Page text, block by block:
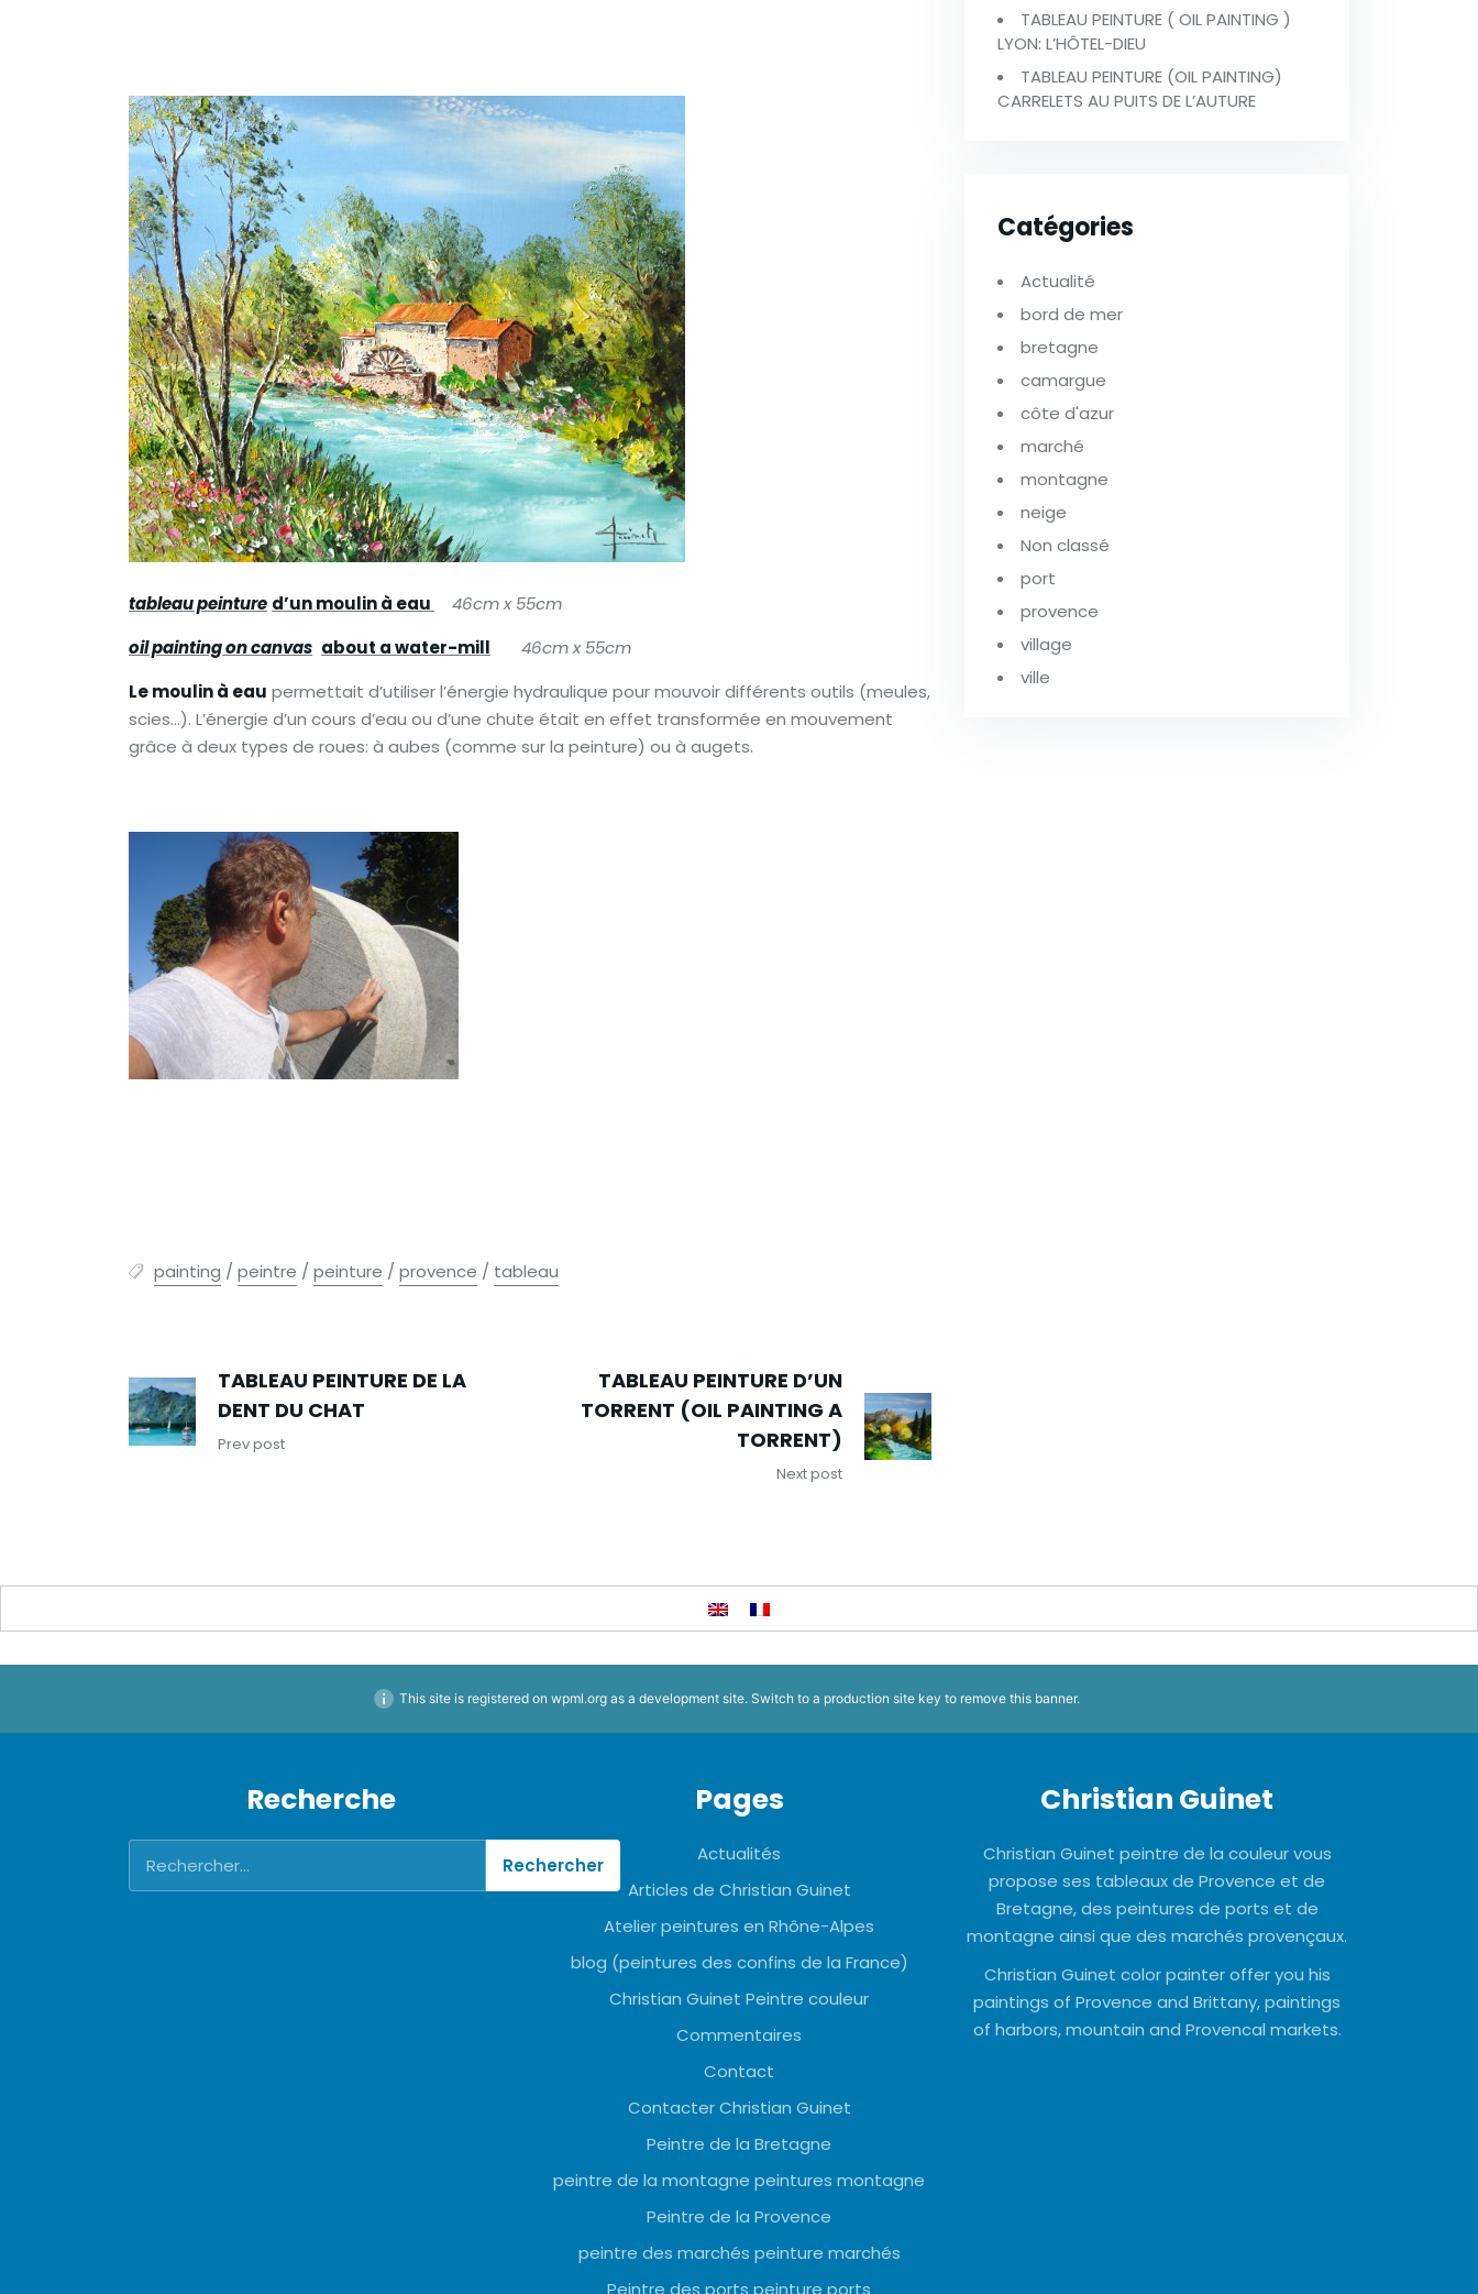
tableau peinture d’un moulin à eau
46cm x 55cm
oil painting on canvas about a water-mill
46cm x 55cm
Le moulin à eau permettait d’utiliser l’énergie hydraulique pour mouvoir différents outils (meules,
scies…). L’énergie d’un cours d’eau ou d’une chute était en effet transformée en mouvement
grâce à deux types de roues: à aubes (comme sur la peinture) ou à augets.
painting / peintre / peinture / provence / tableau
TABLEAU PEINTURE DE LA
DENT DU CHAT
Prev post
TABLEAU PEINTURE D’UN
TORRENT (OIL PAINTING A
TORRENT)
Next post
TABLEAU PEINTURE ( OIL PAINTING )
LYON: L’HÔTEL-DIEU
TABLEAU PEINTURE (OIL PAINTING)
CARRELETS AU PUITS DE L’AUTURE
Catégories
Actualité
bord de mer
bretagne
camargue
côte d'azur
marché
montagne
neige
Non classé
port
provence
village
ville
Recherche Pages
Actualités
Articles de Christian Guinet
Atelier peintures en Rhône-Alpes
blog (peintures des confins de la France)
Christian Guinet Peintre couleur
Commentaires
Contact
Contacter Christian Guinet
Peintre de la Bretagne
peintre de la montagne peintures montagne
Peintre de la Provence
peintre des marchés peinture marchés
Christian Guinet
Christian Guinet peintre de la couleur vous
propose ses tableaux de Provence et de
Bretagne, des peintures de ports et de
montagne ainsi que des marchés provençaux.
Christian Guinet color painter offer you his
paintings of Provence and Brittany, paintings
of harbors, mountain and Provencal markets.
This site is registered on wpml.orgas a development site. Switch to a production site key to remove this banner.